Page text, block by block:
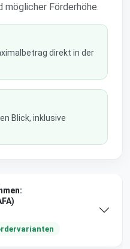
möglicher Förderhöhe.
direkt in der
Blick, inklusive